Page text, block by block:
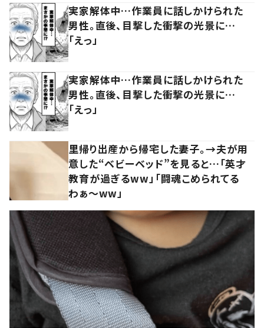
実家解体中…作業員に話しかけられた
男性。直後、目撃した衝撃の光景に…
「えっ」
実家解体中…作業員に話しかけられた
男性。直後、目撃した衝撃の光景に…
「えっ」
里帰り出産から帰宅した妻子。→夫が用
意した“ベビーベッド”を見ると…「英才
教育が過ぎるww」「闘魂こめられてる
わぁ～ww」